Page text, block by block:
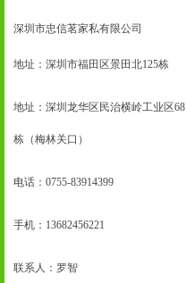
深圳市忠信茗家私有限公司
地址：深圳市福田区景田北125栋
地址：深圳龙华区民治横岭工业区68
栋（梅林关口）
电话：0755-83914399
手机： 13682456221
联系人：罗智